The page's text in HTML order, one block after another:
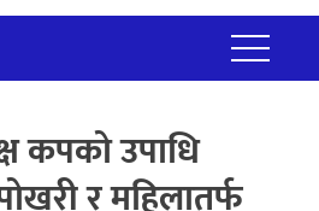
कपको उपाधि
र महिलातर्फ